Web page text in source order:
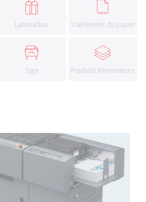
Lamination Traitement du papier
Sign Produits Revendeurs